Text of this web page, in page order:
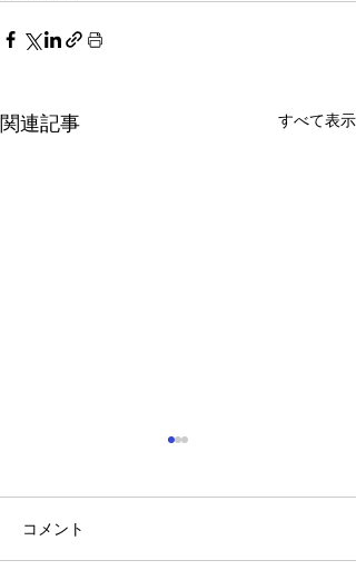
関連記事 すべて表示
コメント